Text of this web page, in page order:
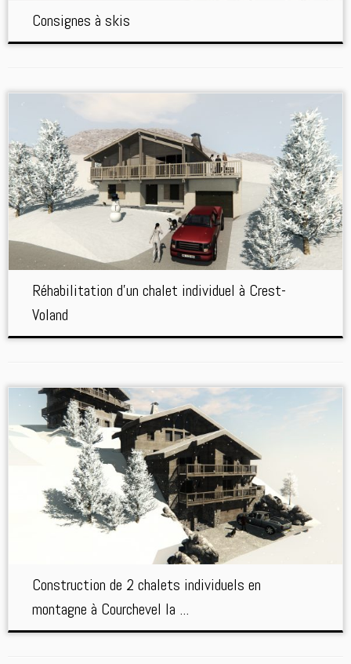
Consignes à skis
Réhabilitation d’un chalet individuel à Crest-
Voland
Construction de 2 chalets individuels en
montagne à Courchevel la ...